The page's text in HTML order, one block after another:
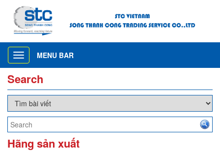
Toggle
navigation
MENU BAR
Search
Hãng sản xuất